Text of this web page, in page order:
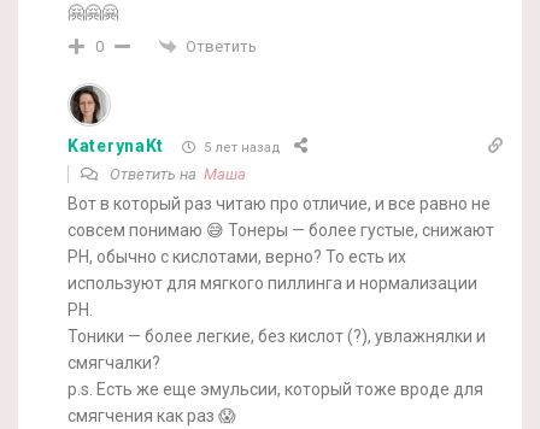
🤗🤗🤗
0 Ответить
KaterynaKt 5 лет назад
Ответить на Маша
Вот в который раз читаю про отличие, и все равно не
совсем понимаю 😅 Тонеры — более густые, снижают
PH, обычно с кислотами, верно? То есть их
используют для мягкого пиллинга и нормализации
PH.
Тоники — более легкие, без кислот (?), увлажнялки и
смягчалки?
p.s. Есть же еще эмульсии, который тоже вроде для
смягчения как раз 😱